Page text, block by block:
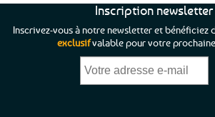
Inscription newsletter
Inscrivez-vous à notre newsletter et bénéficiez
exclusifvalable pour votre